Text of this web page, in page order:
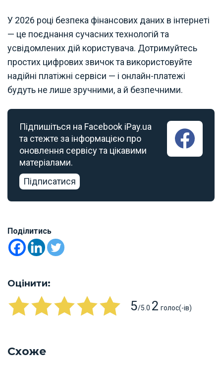
У 2026 році безпека фінансових даних в інтернеті
— це поєднання сучасних технологій та
усвідомлених дій користувача. Дотримуйтесь
простих цифрових звичок та використовуйте
надійні платіжні сервіси — і онлайн-платежі
будуть не лише зручними, а й безпечними.
Підпишіться на Facebook iPay.ua
та стежте за інформацією про
оновлення сервісу та цікавими
матеріалами.
Підписатися
Поділитись
Оцінити:
5/5.0 2 голос(-ів)
Схоже